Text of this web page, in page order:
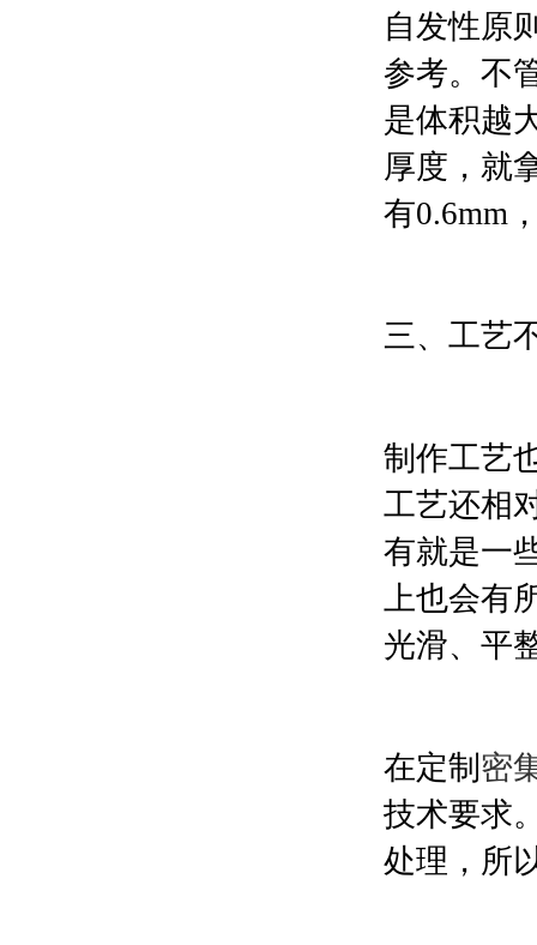
自发性原
参考。不
是体积越
厚度，就
有0.6mm
三、工艺
制作工艺
工艺还相
有就是一
上也会有
光滑、平
在定制 密
技术要求
处理，所